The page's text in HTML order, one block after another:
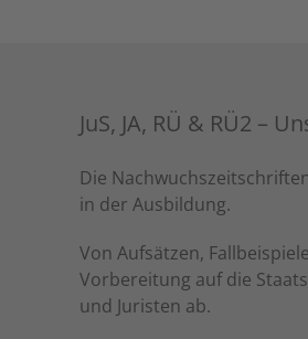
JuS, JA, RÜ & RÜ2 –
Die
in der Ausbildung.
Von Aufsätzen,
Vorbereitung auf die
und Juristen ab.